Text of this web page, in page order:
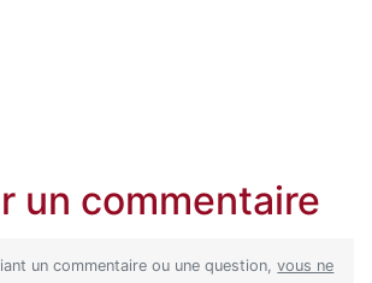
un commentaire
un commentaire ou une question,vous ne